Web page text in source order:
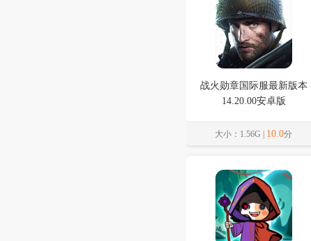
战火勋章国际服最新版本
14.20.00安卓版
大小：1.56G | 10.0分